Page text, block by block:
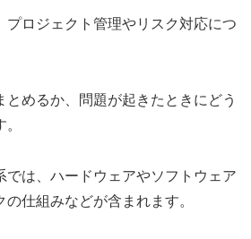
プロジェクト管理やリスク対応につ
とめるか、問題が起きたときにどう
では、ハードウェアやソフトウェア
仕組みなどが含まれます。